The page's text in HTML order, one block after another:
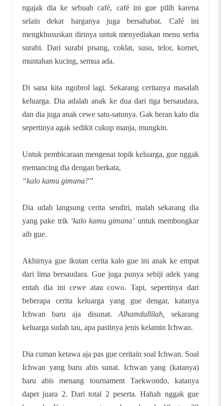
ngajak dia ke sebuah café, café ini gue pilih karena
selain dekat harganya juga bersahabat. Café ini
mengkhususkan dirinya untuk menyediakan menu serba
surabi. Dari surabi pisang, coklat, susu, telor, kornet,
muntahan kucing, semua ada.
Di sana kita ngobrol lagi. Sekarang ceritanya masalah
keluarga. Dia adalah anak ke dua dari tiga bersaudara,
dan dia juga anak cewe satu-satunya. Gak heran kalo dia
sepertinya agak sedikit cukup manja, mungkin.
Untuk pembicaraan mengenai topik keluarga, gue nggak
memancing dia dengan berkata,
“kalo kamu gimana?”
Dia udah langsung cerita sendiri, malah sekarang dia
yang pake trik ‘kalo kamu gimana’ untuk membongkar
aib gue.
Akhirnya gue ikutan cerita kalo gue ini anak ke empat
dari lima bersaudara. Gue juga punya sebiji adek yang
entah dia ini cewe atau cowo. Tapi, sepertinya dari
beberapa cerita keluarga yang gue dengar, katanya
Ichwan baru aja disunat. Alhamdullilah,
sekarang
keluarga sudah tau, apa pastinya jenis kelamin Ichwan.
Dia cuman ketawa aja pas gue ceritain soal Ichwan. Soal
Ichwan yang baru abis sunat. Ichwan yang (katanya)
baru abis menang tournament Taekwondo, katanya
dapet juara 2. Dari total 2 peserta. Hahah nggak gue